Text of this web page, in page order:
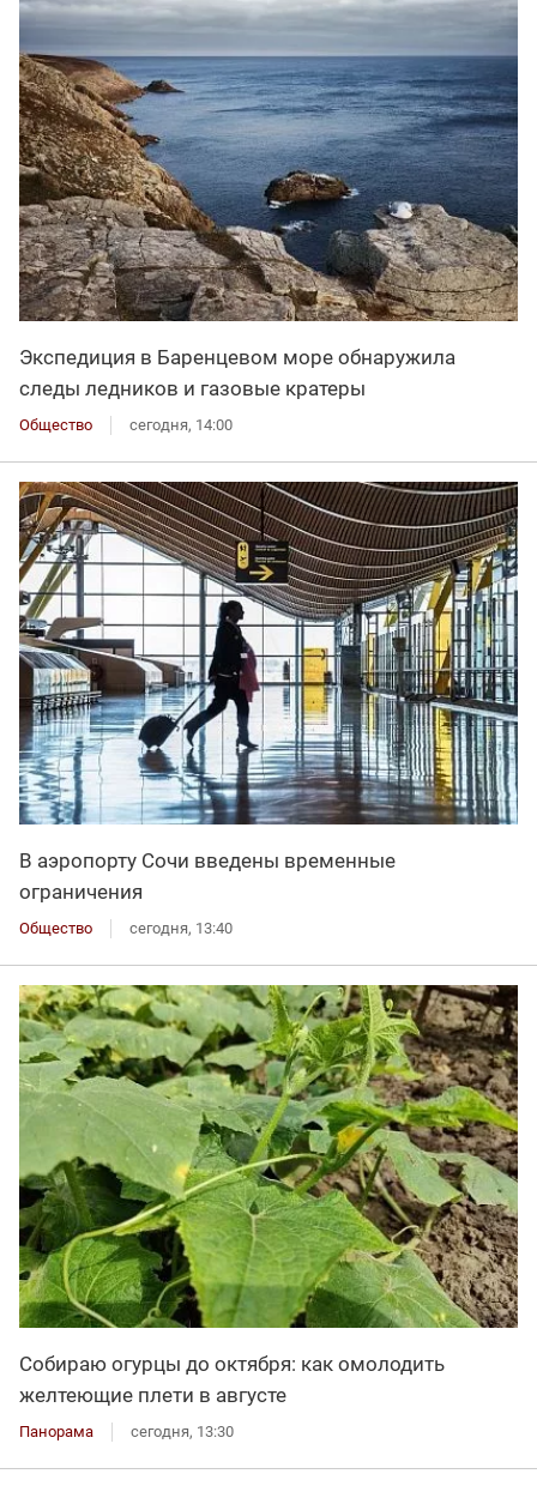
Экспедиция в Баренцевом море обнаружила
следы ледников и газовые кратеры
Общество сегодня, 14:00
В аэропорту Сочи введены временные
ограничения
Общество сегодня, 13:40
Собираю огурцы до октября: как омолодить
желтеющие плети в августе
Панорама сегодня, 13:30